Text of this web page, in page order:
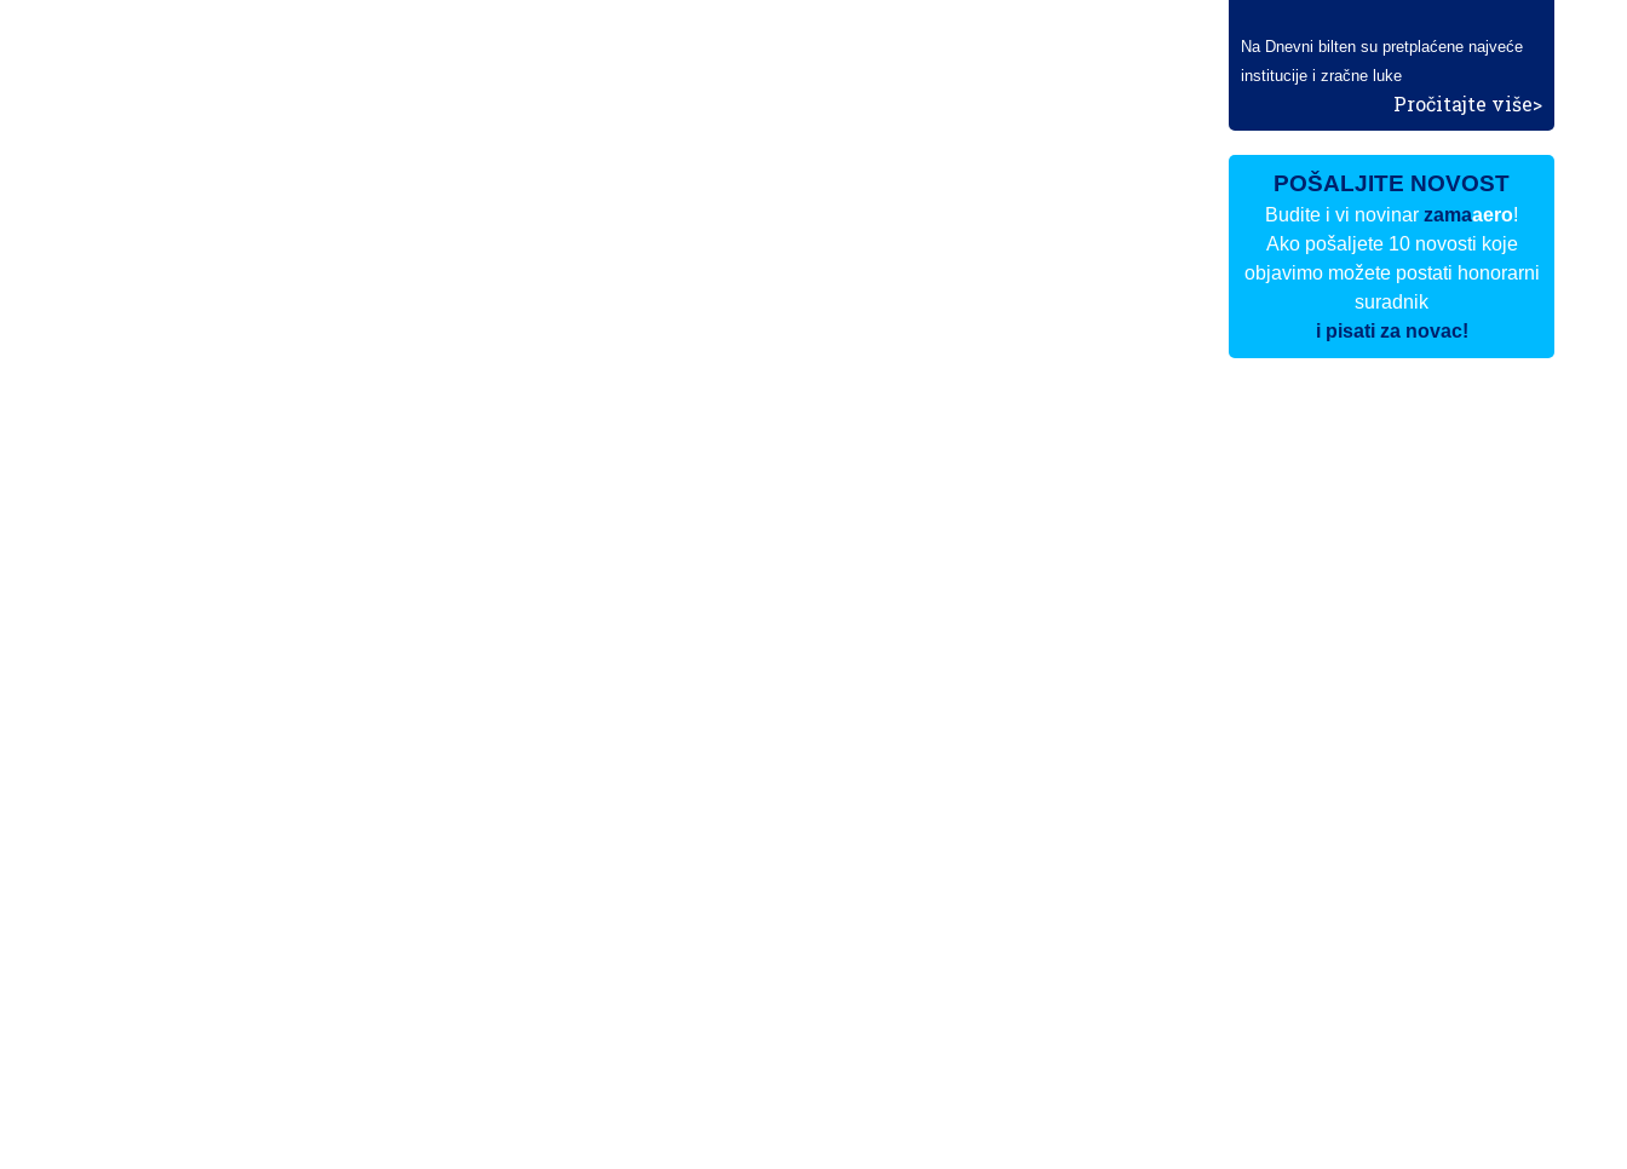
Na Dnevni bilten su pretplaćene najveće
institucije i zračne luke
Pročitajte više>
POŠALJITE NOVOST
Budite i vi novinarzamaaero!
Ako pošaljete 10 novosti koje
objavimo možete postati honorarni
suradnik
i pisati za novac!